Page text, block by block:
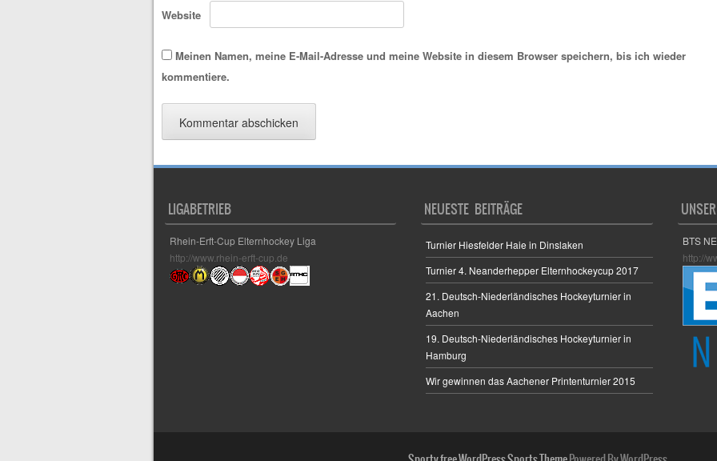
Website
Meinen Namen, meine E-Mail-Adresse und meine Website in diesem Browser speichern, bis ich wieder
kommentiere.
LIGABETRIEB
Rhein-Erft-Cup Elternhockey Liga
http://www.rhein-erft-cup.de
NEUESTE BEITRÄGE
Turnier Hiesfelder Haie in Dinslaken
Turnier 4. Neanderhepper Elternhockeycup 2017
21. Deutsch-Niederländisches Hockeyturnier in
Aachen
19. Deutsch-Niederländisches Hockeyturnier in
Hamburg
Wir gewinnen das Aachener Printenturnier 2015
BTS
http://